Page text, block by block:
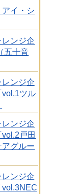
イ・シ
ンジ企
五十音
ンジ企
vol.1ツル
ンジ企
戸田
グルー
ンジ企
vol.3NEC